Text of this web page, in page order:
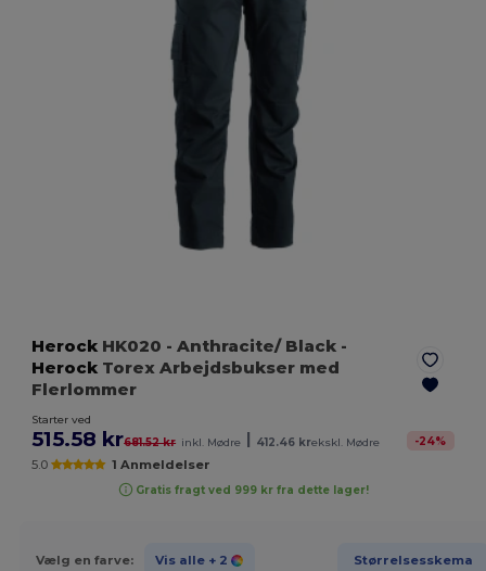
Herock HK020 - Anthracite/ Black -
Herock Torex Arbejdsbukser med
Flerlommer
Starter ved
515.58 kr681.52 kr inkl. Mødre 412.46 krekskl. Mødre -24%
5.0 1 Anmeldelser
Gratis fragt ved 999 kr fra dette lager!
Vælg en farve: Vis alle + 2 Størrelsesskema